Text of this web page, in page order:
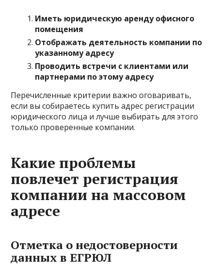
Иметь юридическую аренду офисного
помещения
Отображать деятельность компании по
указанному адресу
Проводить встречи с клиентами или
партнерами по этому адресу
Перечисленные критерии важно оговаривать,
если вы собираетесь купить адрес регистрации
юридического лица и лучше выбирать для этого
только проверенные компании.
Какие проблемы
повлечет регистрация
компании на массовом
адресе
Отметка о недостоверности
данных в ЕГРЮЛ